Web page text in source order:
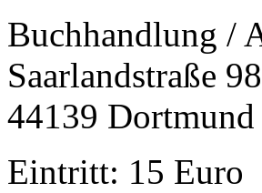
Buchhandlung /
Saarlandstraße 98
44139
Eintritt: 15 Euro